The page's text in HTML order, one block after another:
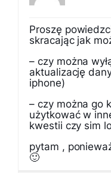
Proszę
skracając jak
– czy można
aktualizację
iphone)
– czy można go
użytkować w
kwestii czy sim
pytam ,
🙂